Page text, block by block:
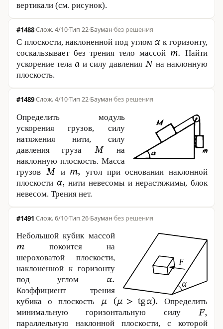
вертикали (см. рисунок).
#1488· 4/10·Тип 22·Бауман·без решения
С плоскости, наклоненной под углом
к горизонту,
соскальзывает без трения тело массой
Найти
ускорение тела
и силу давления
на наклонную
плоскость.
#1489· 4/10·Тип 22·Бауман·без решения
Определить модуль
ускорения грузов, силу
натяжения нити, силу
давления груза
на
наклонную плоскость. Масса
грузов
и
угол при основании наклонной
плоскости
нити невесомы и нерастяжимы, блок
невесом. Трения нет.
#1491· 6/10·Тип 26·Бауман·без решения
Небольшой кубик массой
покоится на
шероховатой плоскости,
наклоненной к горизонту
под углом
Коэффициент трения
кубика о плоскость
Определить
минимальную горизонтальную силу
параллельную наклонной плоскости, с которой